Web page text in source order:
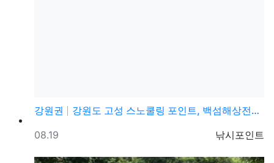
강원권
강원도 고성 스노쿨링 포인트, 백섬해상전망대 꿀팁, 숨…
등록자
낚시포인트
등록일
08.19